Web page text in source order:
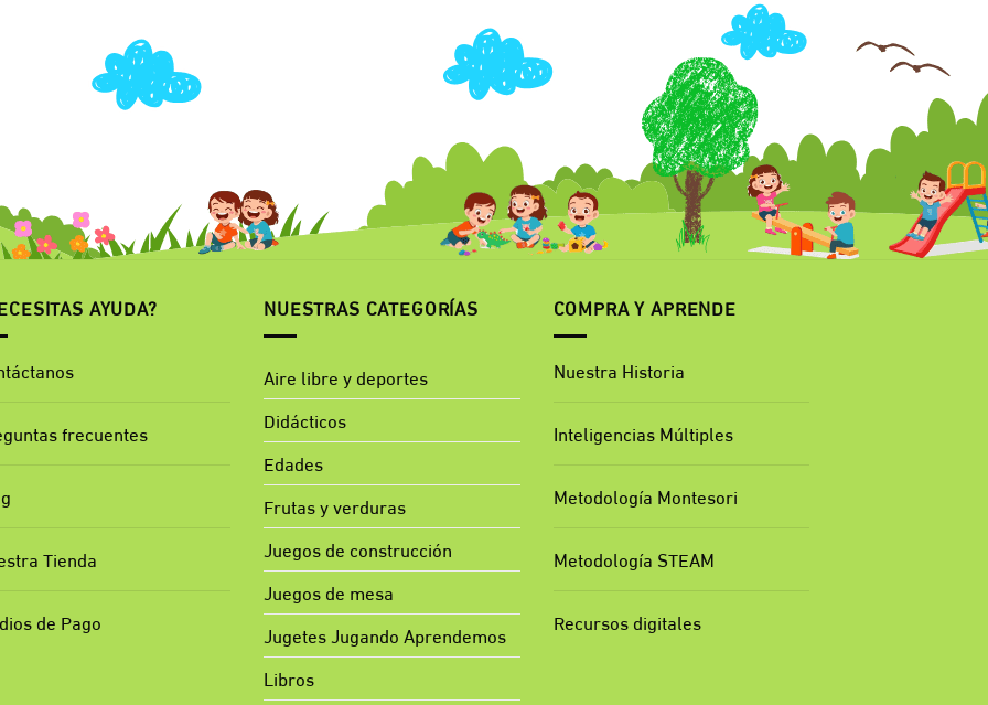
AYUDA?
frecuentes
Tienda
de Pago
NUESTRAS CATEGORÍAS
Aire libre y deportes
Didácticos
Edades
Frutas y verduras
Juegos de construcción
Juegos de mesa
Jugetes Jugando Aprendemos
Libros
COMPRA Y APRENDE
Nuestra Historia
Inteligencias Múltiples
Metodología Montesori
Metodología STEAM
Recursos digitales